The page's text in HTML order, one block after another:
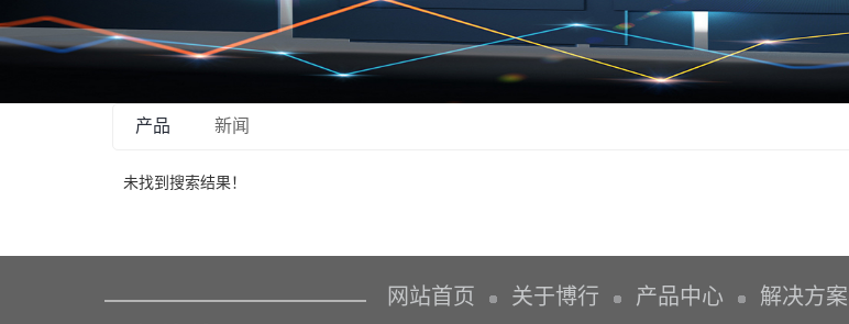
产品 新闻
未找到搜索结果！
网站首页 关于博行 产品中心 解决方案